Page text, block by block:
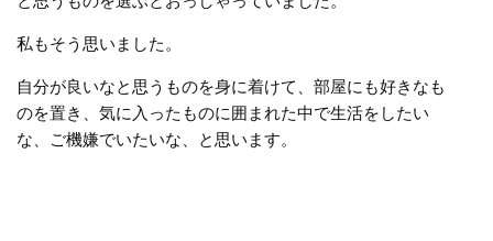
私もそう思いました。
自分が良いなと思うものを身に着けて、部屋にも好きなも
のを置き、気に入ったものに囲まれた中で生活をしたい
な、ご機嫌でいたいな、と思います。